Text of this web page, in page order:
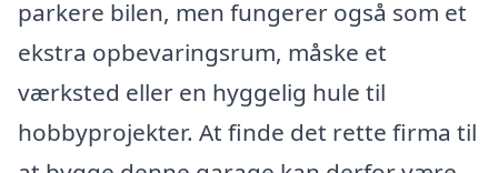
parkere bilen, men fungerer også som et
ekstra opbevaringsrum, måske et
værksted eller en hyggelig hule til
hobbyprojekter. At finde det rette firma til